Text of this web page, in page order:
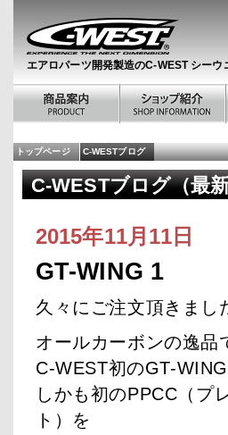
エアロパーツ開発製造のC-WEST シーウ
トップページ C-WESTブログ
C-WESTブログ（最
2015年11月11日
GT-WING 1
久々にご注文頂きまし
オールカーボンの逸品
C-WEST初のGT-
しかも初のPPCC（プ
ト）を